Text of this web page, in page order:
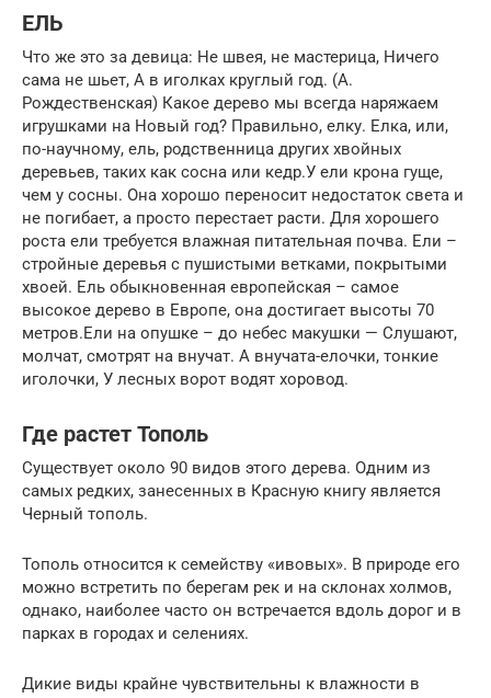
ЕЛЬ
Что же это за девица: Не швея, не мастерица, Ничего
сама не шьет, А в иголках круглый год. (А.
Рождественская) Какое дерево мы всегда наряжаем
игрушками на Новый год? Правильно, елку. Елка, или,
по-научному, ель, родственница других хвойных
деревьев, таких как сосна или кедр.У ели крона гуще,
чем у сосны. Она хорошо переносит недостаток света и
не погибает, а просто перестает расти. Для хорошего
роста ели требуется влажная питательная почва. Ели –
стройные деревья с пушистыми ветками, покрытыми
хвоей. Ель обыкновенная европейская – самое
высокое дерево в Европе, она достигает высоты 70
метров.Ели на опушке – до небес макушки — Слушают,
молчат, смотрят на внучат. А внучата-елочки, тонкие
иголочки, У лесных ворот водят хоровод.
Где растет Тополь
Существует около 90 видов этого дерева. Одним из
самых редких, занесенных в Красную книгу является
Черный тополь.
Тополь относится к семейству «ивовых». В природе его
можно встретить по берегам рек и на склонах холмов,
однако, наиболее часто он встречается вдоль дорог и в
парках в городах и селениях.
Дикие виды крайне чувствительны к влажности в